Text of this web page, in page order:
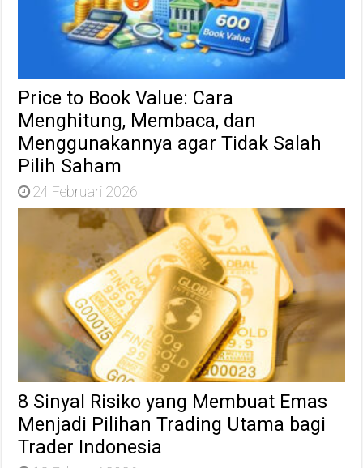
Price to Book Value: Cara
Menghitung, Membaca, dan
Menggunakannya agar Tidak Salah
Pilih Saham
24 Februari 2026
8 Sinyal Risiko yang Membuat Emas
Menjadi Pilihan Trading Utama bagi
Trader Indonesia